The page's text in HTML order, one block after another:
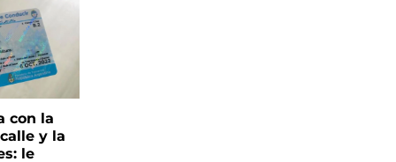
con la
y la
le